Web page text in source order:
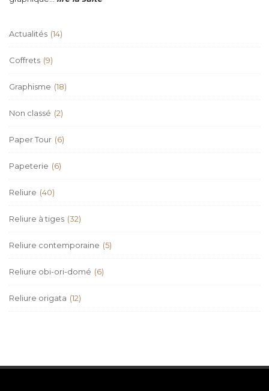
Actualités (14)
Coffrets (9)
Graphisme (18)
Non classé (2)
Paper Tour (6)
Papeterie (6)
Reliure (40)
Reliure à tiges (32)
Reliure contemporaine (5)
Reliure obi-ori-domé (6)
Reliure origata (12)